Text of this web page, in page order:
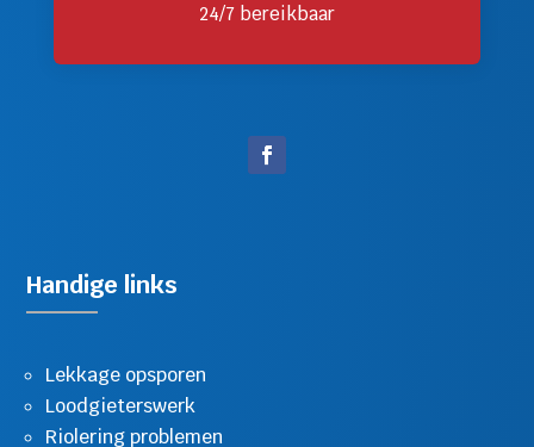
24/7 bereikbaar
Handige links
Lekkage opsporen
Loodgieterswerk
Riolering problemen